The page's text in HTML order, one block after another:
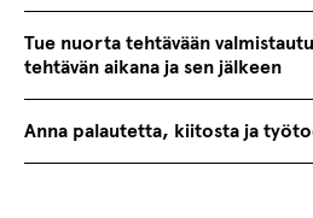
Tue nuorta tehtävään
tehtävän aikana ja sen jälkeen
Anna palautetta, kiitosta ja